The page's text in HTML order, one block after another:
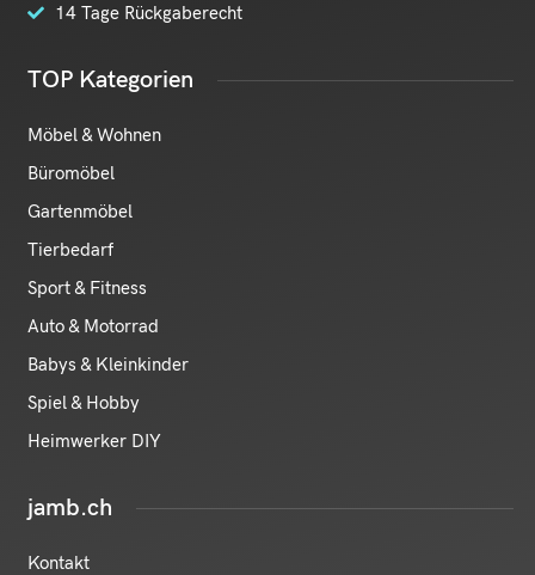
14 Tage Rückgaberecht
TOP Kategorien
Möbel & Wohnen
Büromöbel
Gartenmöbel
Tierbedarf
Sport & Fitness
Auto & Motorrad
Babys & Kleinkinder
Spiel & Hobby
Heimwerker DIY
jamb.ch
Kontakt